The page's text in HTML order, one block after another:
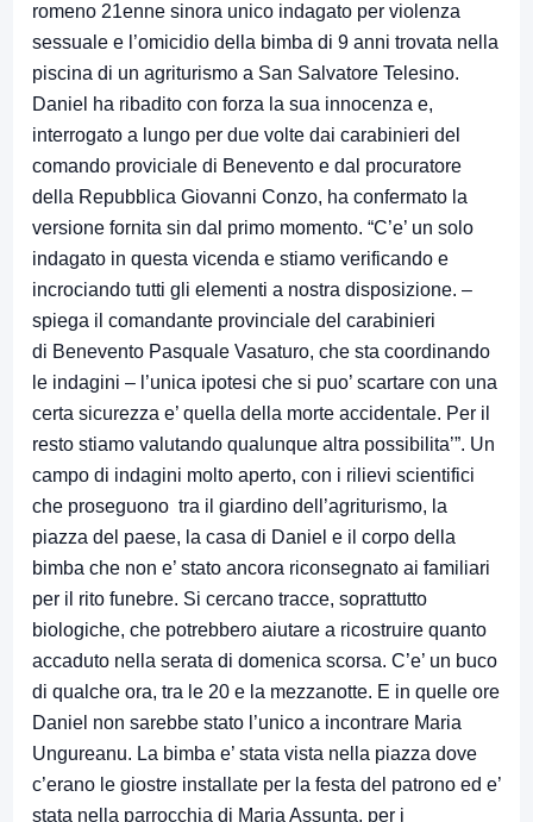
romeno 21enne sinora unico indagato per violenza
sessuale e l’omicidio della bimba di 9 anni trovata nella
piscina di un agriturismo a San Salvatore Telesino.
Daniel ha ribadito con forza la sua innocenza e,
interrogato a lungo per due volte dai carabinieri del
comando proviciale di Benevento e dal procuratore
della Repubblica Giovanni Conzo, ha confermato la
versione fornita sin dal primo momento. “C’e’ un solo
indagato in questa vicenda e stiamo verificando e
incrociando tutti gli elementi a nostra disposizione. –
spiega il comandante provinciale del carabinieri
di Benevento Pasquale Vasaturo, che sta coordinando
le indagini – l’unica ipotesi che si puo’ scartare con una
certa sicurezza e’ quella della morte accidentale. Per il
resto stiamo valutando qualunque altra possibilita’”. Un
campo di indagini molto aperto, con i rilievi scientifici
che proseguono tra il giardino dell’agriturismo, la
piazza del paese, la casa di Daniel e il corpo della
bimba che non e’ stato ancora riconsegnato ai familiari
per il rito funebre. Si cercano tracce, soprattutto
biologiche, che potrebbero aiutare a ricostruire quanto
accaduto nella serata di domenica scorsa. C’e’ un buco
di qualche ora, tra le 20 e la mezzanotte. E in quelle ore
Daniel non sarebbe stato l’unico a incontrare Maria
Ungureanu. La bimba e’ stata vista nella piazza dove
c’erano le giostre installate per la festa del patrono ed e’
stata nella parrocchia di Maria Assunta, per i